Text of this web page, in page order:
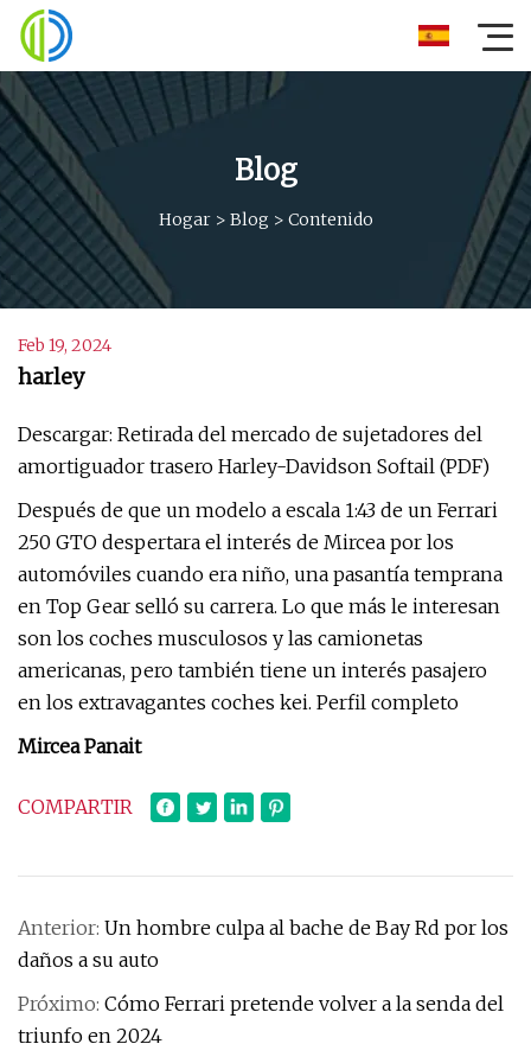
Blog
Hogar> Blog > Contenido
Feb 19, 2024
harley
Descargar: Retirada del mercado de sujetadores del
amortiguador trasero Harley-Davidson Softail (PDF)
Después de que un modelo a escala 1:43 de un Ferrari
250 GTO despertara el interés de Mircea por los
automóviles cuando era niño, una pasantía temprana
en Top Gear selló su carrera. Lo que más le interesan
son los coches musculosos y las camionetas
americanas, pero también tiene un interés pasajero
en los extravagantes coches kei. Perfil completo
Mircea Panait
COMPARTIR
Anterior: Un hombre culpa al bache de Bay Rd por los
daños a su auto
Próximo: Cómo Ferrari pretende volver a la senda del
triunfo en 2024